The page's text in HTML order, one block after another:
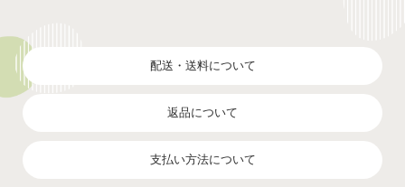
配送・送料について
返品について
支払い方法について